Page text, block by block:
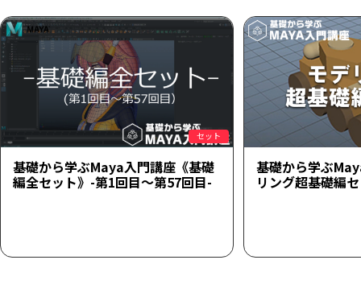
セット
基礎から学ぶMaya入門講座《基礎
編全セット》-第1回目～第57回目-
基礎から学ぶ
リング超基礎編